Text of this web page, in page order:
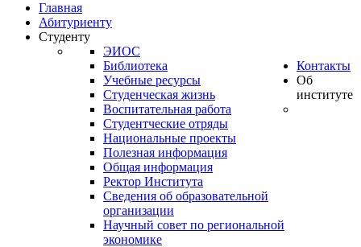
Главная
Абитуриенту
Студенту
ЭИОС
Библиотека
Учебные ресурсы
Студенческая жизнь
Воспитательная работа
Студентческие отряды
Национальные проекты
Полезная информация
Контакты
Об
институте
Общая информация
Ректор Института
Сведения об образовательной
организации
Научный совет по региональной
экономике